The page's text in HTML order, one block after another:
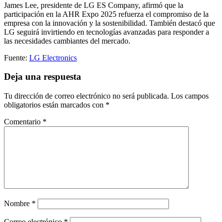
James Lee, presidente de LG ES Company, afirmó que la
participación en la AHR Expo 2025 refuerza el compromiso de la
empresa con la innovación y la sostenibilidad. También destacó que
LG seguirá invirtiendo en tecnologías avanzadas para responder a
las necesidades cambiantes del mercado.
Fuente: LG Electronics
Deja una respuesta
Tu dirección de correo electrónico no será publicada. Los campos
obligatorios están marcados con *
Comentario *
Nombre *